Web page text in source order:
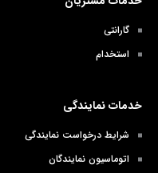
گارانتی
استخدام
خدمات نمایندگی
شرایط درخواست نمایندگی
اتوماسیون نمایندگان